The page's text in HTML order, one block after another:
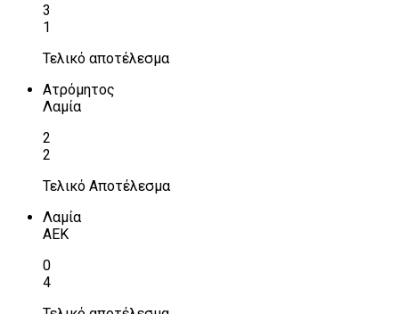
3
1
Τελικό αποτέλεσμα
Ατρόμητος
Λαμία
2
2
Τελικό Αποτέλεσμα
Λαμία
ΑΕΚ
0
4